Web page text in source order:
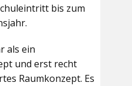
bis zum
als ein
und erst recht
Raumkonzept. Es